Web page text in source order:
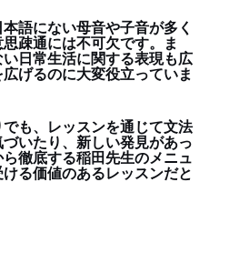
語にない母音や子音が多く
疎通には不可欠です。ま
日常生活に関する表現も広
げるのに大変役立っていま
も、レッスンを通じて文法
いたり、新しい発見があっ
徹底する稲田先生のメニュ
る価値のあるレッスンだと